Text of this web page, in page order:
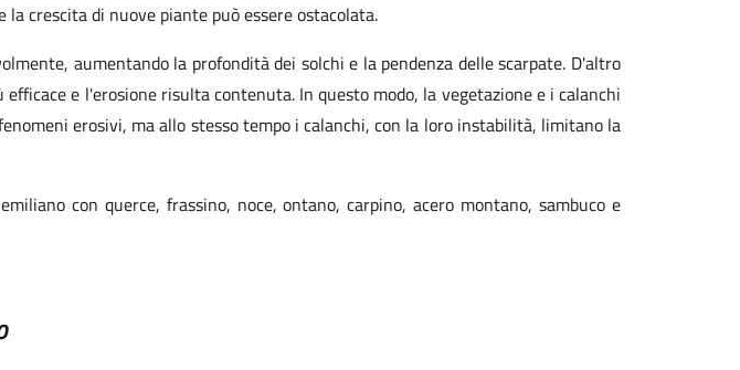
crescita di nuove piante può essere ostacolata.
aumentando la profondità dei solchi e la pendenza delle scarpate. D'altro
e l'erosione risulta contenuta. In questo modo, la vegetazione e i calanchi
erosivi, ma allo stesso tempo i calanchi, con la loro instabilità, limitano la
con querce, frassino, noce, ontano, carpino, acero montano, sambuco e